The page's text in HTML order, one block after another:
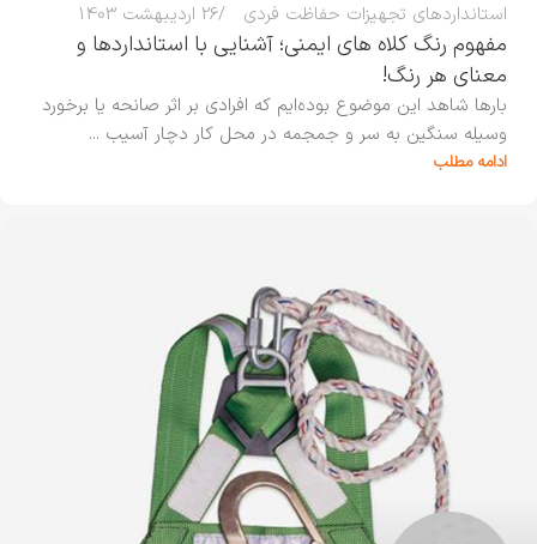
استانداردهای تجهیزات حفاظت فردی 26 اردیبهشت 1403
مفهوم رنگ کلاه های ایمنی؛ آشنایی با استانداردها و
معنای هر رنگ!
بارها شاهد این موضوع بوده‌ایم که افرادی بر اثر صانحه یا برخورد
وسیله سنگین به سر و جمجمه در محل کار دچار آسیب ...
ادامه مطلب